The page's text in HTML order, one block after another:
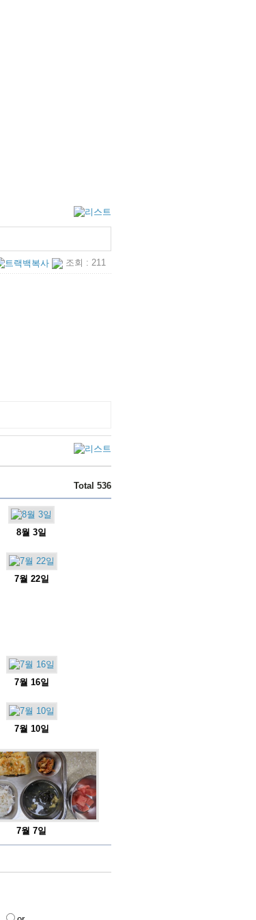
조회 : 211
Total 536
8월 3일
7월 22일
7월 16일
7월 10일
7월 7일